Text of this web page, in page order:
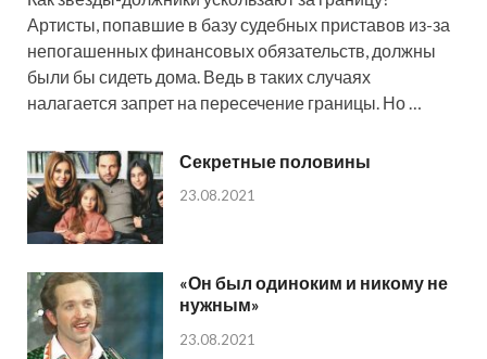
Артисты, попавшие в базу судебных приставов из-за
непогашенных финансовых обязательств, должны
были бы сидеть дома. Ведь в таких случаях
налагается запрет на пересечение границы. Но …
Секретные половины
23.08.2021
«Он был одиноким и никому не
нужным»
23.08.2021